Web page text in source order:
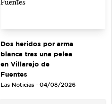
Dos heridos por arma
blanca tras una pelea
en Villarejo de
Fuentes
Las Noticias - 04/08/2026